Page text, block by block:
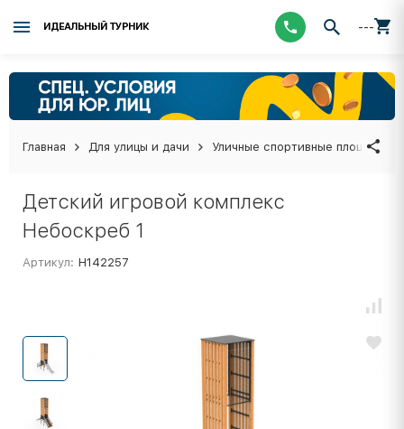
ИДЕАЛЬНЫЙ ТУРНИК ---
Главная Для улицы и дачи Уличные спортивные площадки
Детский игровой комплекс
Небоскреб 1
Артикул: Н142257